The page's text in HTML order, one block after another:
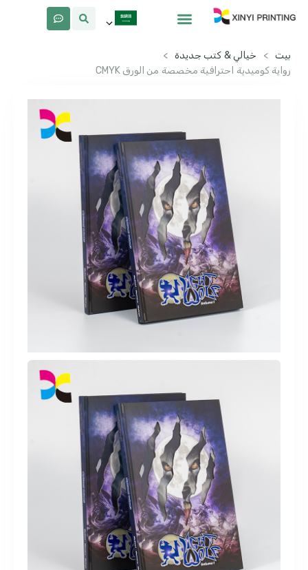
بيت > خيالي & كتب جديدة >
رواية كوميدية احترافية مخصصة من الورق CMYK